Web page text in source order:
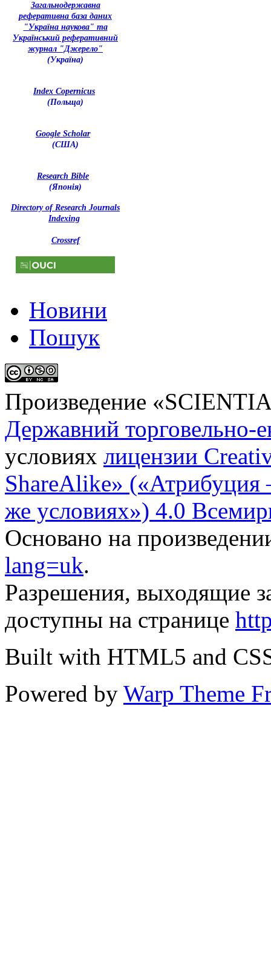
Загальнодержавна
реферативна база даних
"Україна наукова" та
Український реферативний
журнал "Джерело"
(Україна)
Index Copernicus
(Польща)
Google Scholar
(США)
Research Bible
(Японія)
Directory of Research Journals
Indexing
Crossref
Новини
Пошук
Произведение «
Державний торговельно-
условиях лицензии
ShareAlike»
же условиях») 4.0
Основано на
lang=uk.
Разрешения, выходящие
доступны на странице
Built with HTML5 and
Powered by Warp Theme